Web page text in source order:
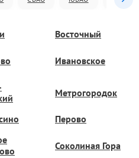
Восточный
Ивановское
Метрогородок
Перово
Соколиная Гора